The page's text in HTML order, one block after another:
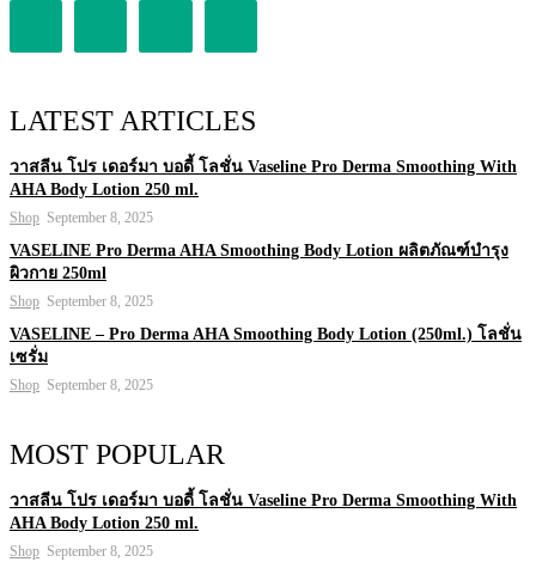
LATEST ARTICLES
วาสลีน โปร เดอร์มา บอดี้ โลชั่น Vaseline Pro Derma Smoothing With
AHA Body Lotion 250 ml.
Shop September 8, 2025
VASELINE Pro Derma AHA Smoothing Body Lotion ผลิตภัณฑ์บำรุง
ผิวกาย 250ml
Shop September 8, 2025
VASELINE – Pro Derma AHA Smoothing Body Lotion (250ml.) โลชั่น
เซรั่ม
Shop September 8, 2025
MOST POPULAR
วาสลีน โปร เดอร์มา บอดี้ โลชั่น Vaseline Pro Derma Smoothing With
AHA Body Lotion 250 ml.
Shop September 8, 2025